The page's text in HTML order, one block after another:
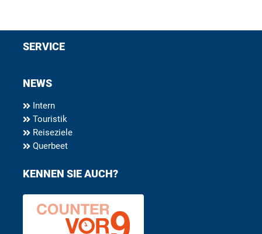
SERVICE
NEWS
Intern
Touristik
Reiseziele
Querbeet
KENNEN SIE AUCH?